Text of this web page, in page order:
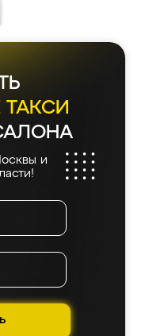
место без
осталась
как и ожидала.
ТАКСИ
и